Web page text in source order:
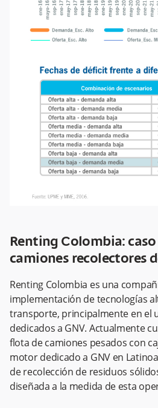
Renting Colombia:
camiones recolectores
Renting Colombia es una
implementación de tecnologías
transporte, principalmente en el
dedicados a GNV. Actualmente
flota de camiones pesados con
motor dedicado a GNV en
de recolección de residuos
diseñada a la medida de esta